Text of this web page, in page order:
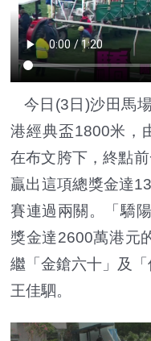
今日(3日)沙田馬
港經典盃1800米，
在布文胯下，終點
贏出這項總獎金達
賽連過兩關。「驕
獎金達2600萬港元
繼「金鎗六十」及
王佳駟。